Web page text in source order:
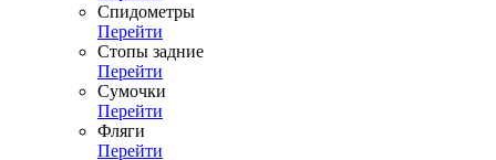
Спидометры
Перейти
Стопы задние
Перейти
Сумочки
Перейти
Фляги
Перейти